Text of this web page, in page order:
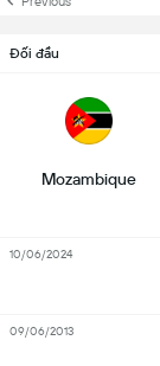
Đối đầu
Mozambique
10/06/2024
09/06/2013